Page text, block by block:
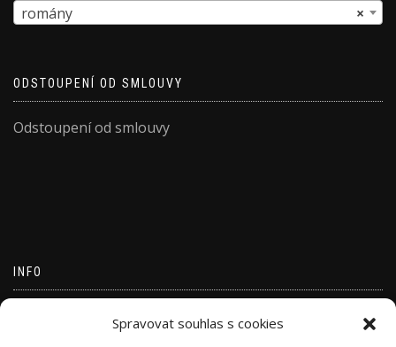
Spravovat souhlas s cookies
×
romány
ODSTOUPENÍ OD SMLOUVY
Odstoupení od smlouvy
INFO